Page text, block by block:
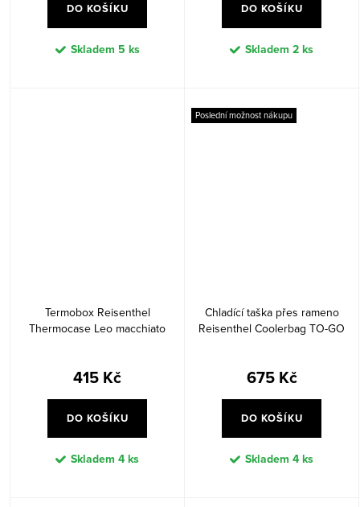
DO KOŠÍKU
Skladem 5 ks
DO KOŠÍKU
Skladem 2 ks
Termobox Reisenthel
Thermocase Leo macchiato
415 Kč
DO KOŠÍKU
Skladem 4 ks
Poslední možnost nákupu
Chladící taška přes rameno
Reisenthel Coolerbag TO-GO
675 Kč
DO KOŠÍKU
Skladem 4 ks